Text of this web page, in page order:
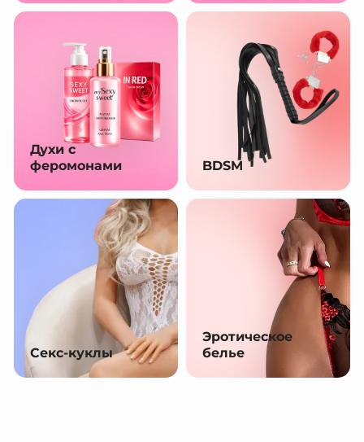
Духи с
феромонами
BDSM
Секс-куклы
Эротическое
белье